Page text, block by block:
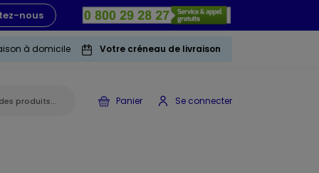
nous
à domicile Votre créneau de livraison
Panier Se connecter